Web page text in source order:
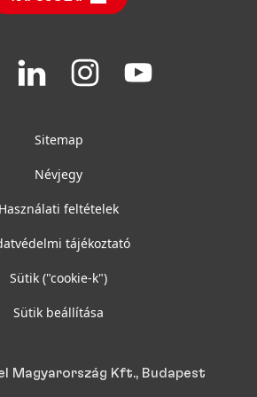
Join
on
Join
on
Join
us
Sitemap
Névjegy
Használati feltételek
tájékoztató
Sütik ("cookie-k")
Sütik beállítása
Magyarország Kft., Budapest